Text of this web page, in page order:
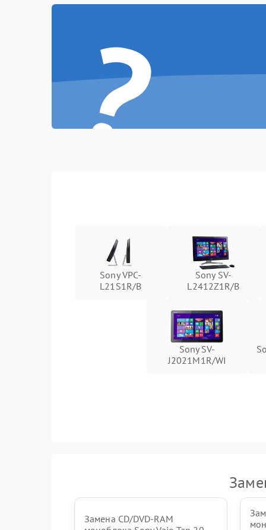
Поломка видеокарты
Неисправность процессора
Повреждение жесткого диска (HDD / SSD)
Поломка батареи (если есть)
Неисправность кнопок управления
Неисправность тачпада (если есть)
?
Sony VPC-
L21S1R/B
Sony SV-
L2412Z1R/B
Sony SV-
J2021M1R/WI
Замена CD/DVD-RAM